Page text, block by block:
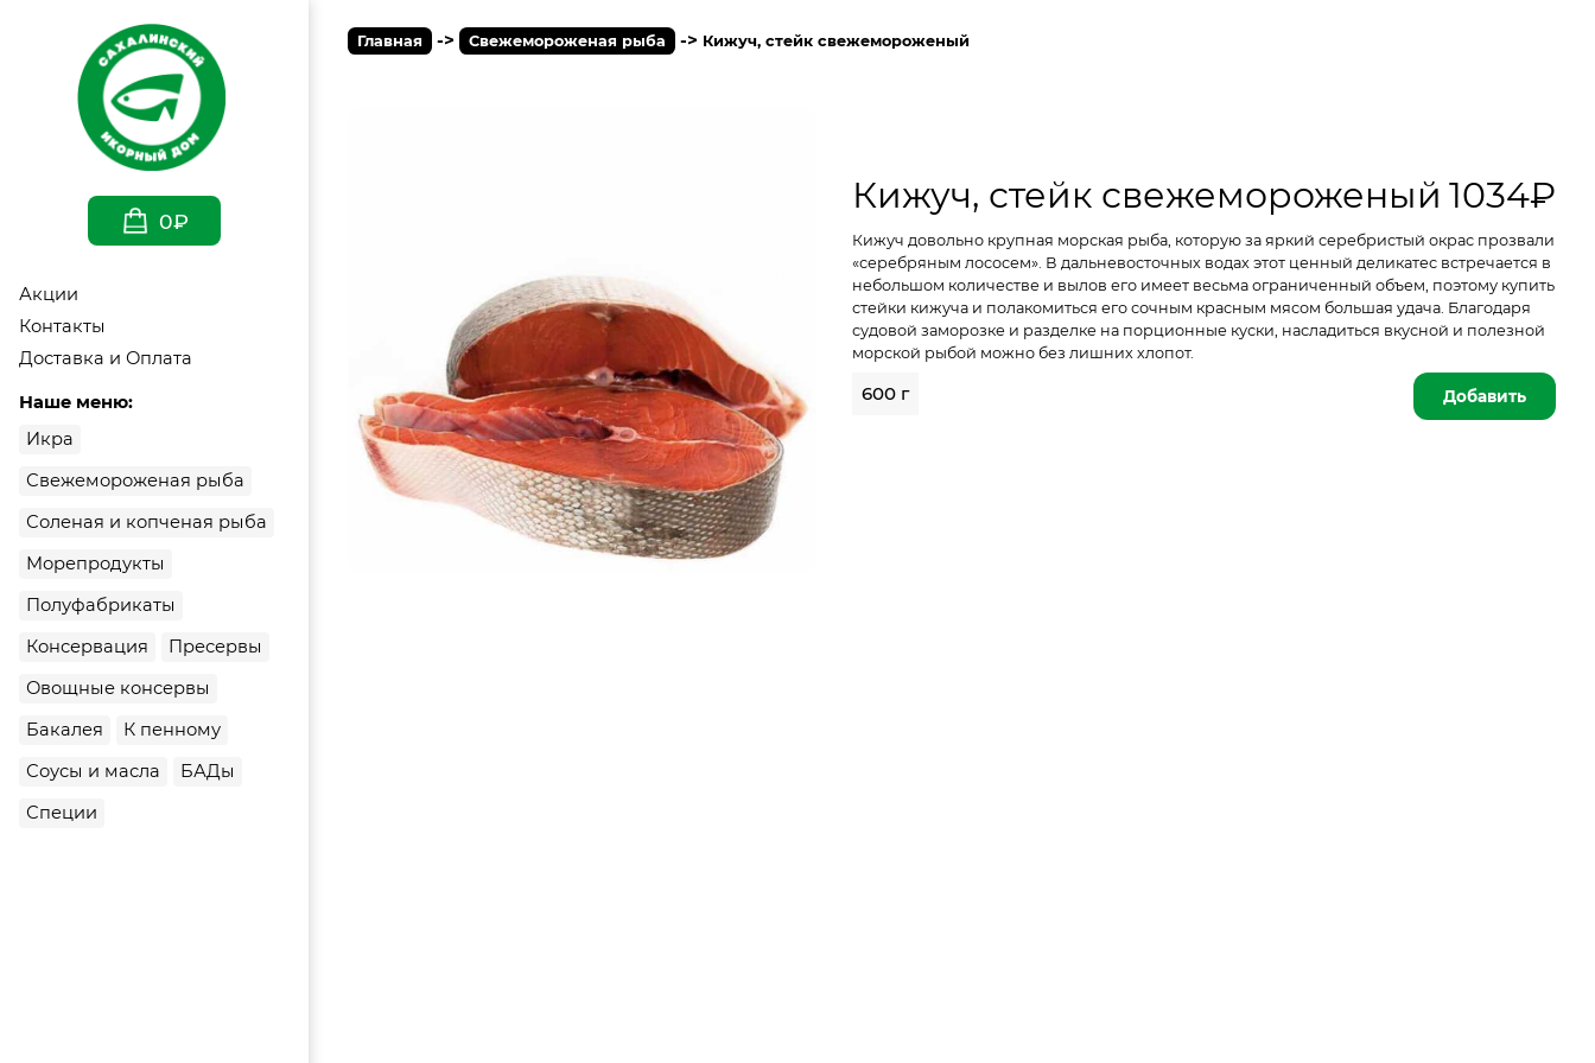
0₽
Акции
Контакты
Доставка и Оплата
Наше меню:
Икра
Свежемороженая рыба
Соленая и копченая рыба
Морепродукты
Полуфабрикаты
Консервация
Пресервы
Овощные консервы
Бакалея
К пенному
Соусы и масла
БАДы
Специи
Главная -> Свежемороженая рыба -> Кижуч, стейк свежемороженый
Кижуч, стейк свежемороженый 1034₽
Кижуч довольно крупная морская рыба, которую за яркий серебристый окрас прозвали
«серебряным лососем». В дальневосточных водах этот ценный деликатес встречается в
небольшом количестве и вылов его имеет весьма ограниченный объем, поэтому купить
стейки кижуча и полакомиться его сочным красным мясом большая удача. Благодаря
судовой заморозке и разделке на порционные куски, насладиться вкусной и полезной
морской рыбой можно без лишних хлопот.
600 г Добавить